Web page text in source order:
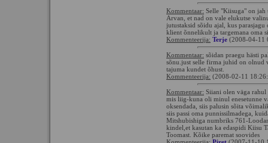
Kommentaar: Selle "Kiisuga" on jah
Arvan, et nad on vale elukutse
jutustaksid sõidu ajal, kus
klient õnnelikult ja targemana oma
Kommenteerija: Terje (2008-04-11
Kommentaar: sõidan praegu hästi
sõnu.just selle firma juhid on olnud
tajuma kundet õhust.
Kommenteerija: (2008-02-11
Kommentaar: Siiani olen väga
mis liig-kuna oli minul enesetunne
oksendada, siis palusin sõita
siis passi oma punnissilmadega,
Mitshubishiga numbriks 761-
kindel,et kasutan ka edaspidi Kiisu
Toomast. Kõike paremat soovides